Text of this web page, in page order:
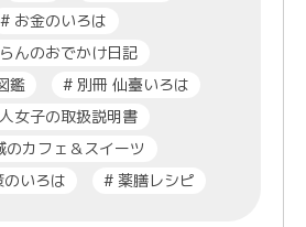
# お金のいろは
んのおでかけ日記
鑑 # 別冊 仙臺いろは
女子の取扱説明書
のカフェ＆スイーツ
いろは # 薬膳レシピ